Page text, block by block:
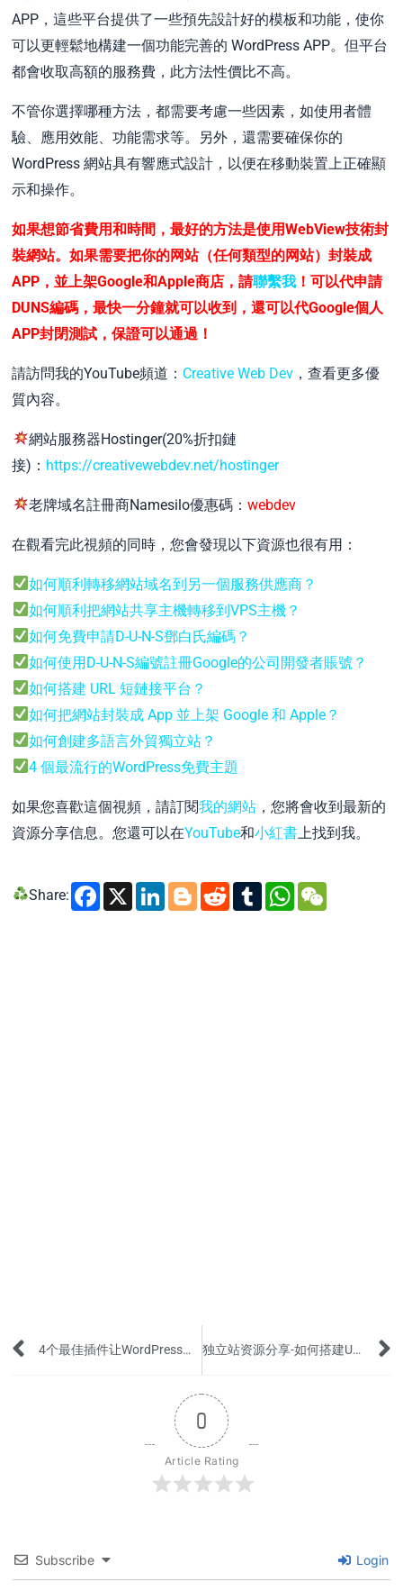
APP，這些平台提供了一些預先設計好的模板和功能，使你
可以更輕鬆地構建一個功能完善的 WordPress APP。但平台
都會收取高額的服務費，此方法性價比不高。
不管你選擇哪種方法，都需要考慮一些因素，如使用者體
驗、應用效能、功能需求等。另外，還需要確保你的
WordPress 網站具有響應式設計，以便在移動裝置上正確顯
示和操作。
如果想節省費用和時間，最好的方法是使用WebView技術封
裝網站。如果需要把你的网站（任何類型的网站）封裝成
APP，並上架Google和Apple商店，請聯繫我 ！可以代申請
DUNS編碼，最快一分鐘就可以收到，還可以代Google個人
APP封閉測試，保證可以通過！
請訪問我的YouTube頻道： Creative Web Dev ，查看更多優
質內容。
網站服務器Hostinger(20%折扣鏈
接)： https://creativewebdev.net/hostinger
老牌域名註冊商Namesilo優惠碼： webdev
在觀看完此視頻的同時，您會發現以下資源也很有用：
如何順利轉移網站域名到另一個服務供應商？
如何順利把網站共享主機轉移到VPS主機？
如何免費申請D-U-N-S鄧白氏編碼？
如何使用D-U-N-S編號註冊Google的公司開發者賬號？
如何搭建 URL 短鏈接平台？
如何把網站封裝成 App 並上架 Google 和 Apple？
如何創建多語言外貿獨立站？
4 個最流行的WordPress免費主題
如果您喜歡這個視頻，請訂閱我的網站 ，您將會收到最新的
資源分享信息。您還可以在YouTube和小紅書 上找到我。
Share: Facebook
X LinkedIn
Blogger
Reddit
Tumblr
Prev 4个最佳插件让WordPress上传更多格式的文件 独立站资源分享-如何搭建URL短链接平台，并监控点击量和流量来源？
0
Article Rating
Subscribe Login